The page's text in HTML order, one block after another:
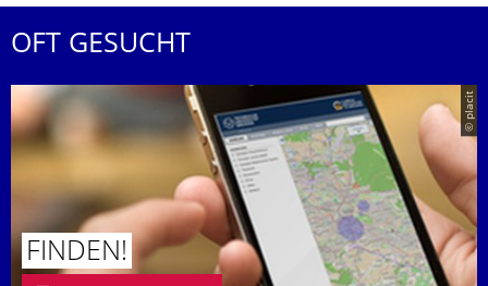
OFT GESUCHT
© placit
FINDEN!